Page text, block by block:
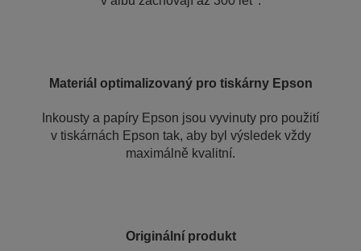
Materiál optimalizovaný pro tiskárny Epson
Inkousty a papíry Epson jsou vyvinuty pro použití
v tiskárnách Epson tak, aby byl výsledek vždy
maximálně kvalitní.
Originální produkt